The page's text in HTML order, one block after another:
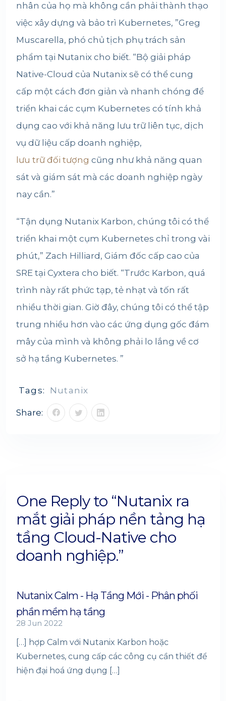
nhân của họ mà không cần phải thành thạo
việc xây dựng và bảo trì Kubernetes, ”Greg
Muscarella, phó chủ tịch phụ trách sản
phẩm tại Nutanix cho biết. “Bộ giải pháp
Native-Cloud của Nutanix sẽ có thể cung
cấp một cách đơn giản và nhanh chóng để
triển khai các cụm Kubernetes có tính khả
dụng cao với khả năng lưu trữ liên tục, dịch
vụ dữ liệu cấp doanh nghiệp,
lưu trữ đối tượng cũng như khả năng quan
sát và giám sát mà các doanh nghiệp ngày
nay cần.”
“Tận dụng Nutanix Karbon, chúng tôi có thể
triển khai một cụm Kubernetes chỉ trong vài
phút,” Zach Hilliard, Giám đốc cấp cao của
SRE tại Cyxtera cho biết. “Trước Karbon, quá
trình này rất phức tạp, tẻ nhạt và tốn rất
nhiều thời gian. Giờ đây, chúng tôi có thể tập
trung nhiều hơn vào các ứng dụng gốc đám
mây của mình và không phải lo lắng về cơ
sở hạ tầng Kubernetes. ”
Tags: Nutanix
Share:
One Reply to “Nutanix ra
mắt giải pháp nền tảng hạ
tầng Cloud-Native cho
doanh nghiệp.”
Nutanix Calm - Hạ Tầng Mới - Phân phối
phần mềm hạ tầng
28 Jun 2022
[…] hợp Calm với Nutanix Karbon hoặc
Kubernetes, cung cấp các công cụ cần thiết để
hiện đại hoá ứng dụng […]